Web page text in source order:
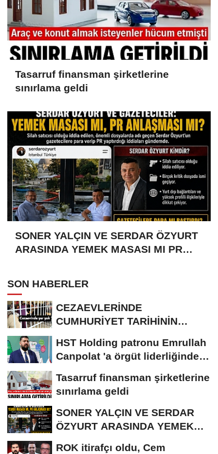
Tasarruf finansman şirketlerine
sınırlama geldi
SONER YALÇIN VE SERDAR ÖZYURT
ARASINDA YEMEK MASASI MI PR
SON HABERLER
CEZAEVLERİNDE
CUMHURİYET TARİHİNİN
KİŞİ...
HST Holding patronu Emrullah
Canpolat 'a örgüt liderliğinden
Tasarruf finansman şirketlerine
sınırlama geldi
SONER YALÇIN VE SERDAR
ÖZYURT ARASINDA YEMEK
ROK itirafçı oldu, Cem